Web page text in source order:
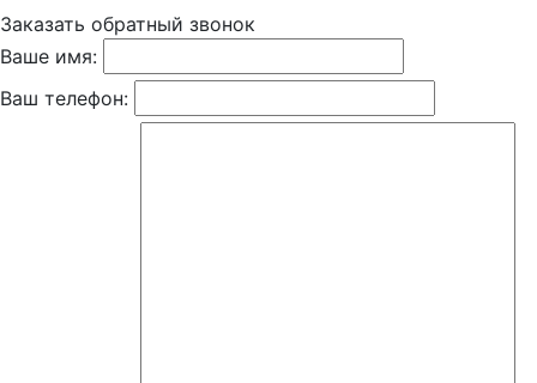
Заказать обратный звонок
Ваше имя:
Ваш телефон: